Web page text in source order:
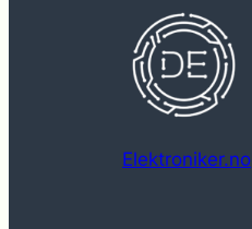
Elektroniker.no